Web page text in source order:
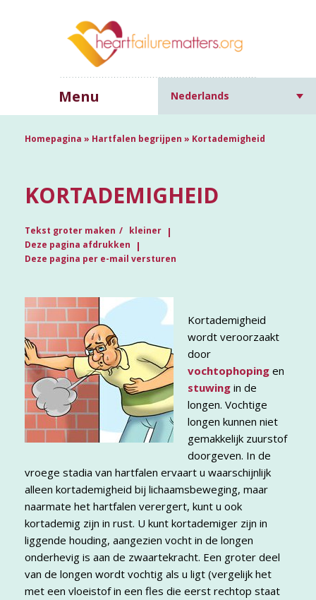
Menu Nederlands
Homepagina » Hartfalen begrijpen » Kortademigheid
KORTADEMIGHEID
Tekst groter maken
kleiner
Deze pagina afdrukken
Deze pagina per e-mail versturen
Kortademigheid
wordt veroorzaakt
door
vochtophoping en
stuwing in de
longen. Vochtige
longen kunnen niet
gemakkelijk zuurstof
doorgeven. In de
vroege stadia van hartfalen ervaart u waarschijnlijk
alleen kortademigheid bij lichaamsbeweging, maar
naarmate het hartfalen verergert, kunt u ook
kortademig zijn in rust. U kunt kortademiger zijn in
liggende houding, aangezien vocht in de longen
onderhevig is aan de zwaartekracht. Een groter deel
van de longen wordt vochtig als u ligt (vergelijk het
met een vloeistof in een fles die eerst rechtop staat